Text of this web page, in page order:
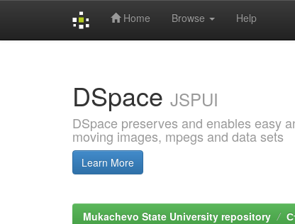
Home Browse Help
DSpace JSPUI
DSpace preserves and enables easy
moving images, mpegs and data sets
Learn More
Mukachevo State University repository